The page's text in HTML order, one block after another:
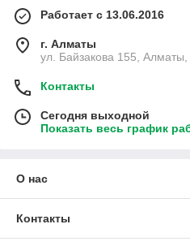
Работает с 13.06.2016
г. Алматы
ул. Байзакова 155, Алматы,
Контакты
Сегодня выходной
Показать весь график
О нас
Контакты